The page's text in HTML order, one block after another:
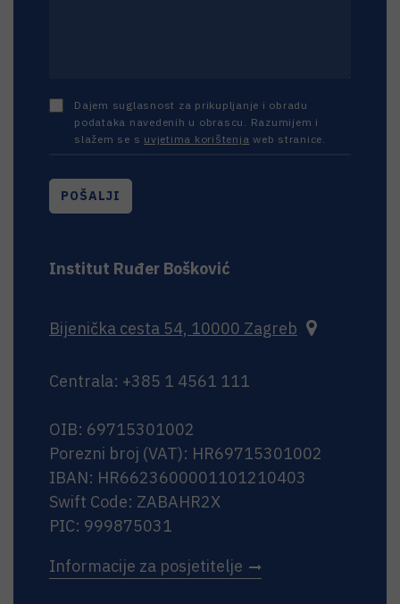
Dajem suglasnost za prikupljanje i obradu
podataka navedenih u obrascu. Razumijem i
slažem se s uvjetima korištenja web stranice.
POŠALJI
Institut Ruđer Bošković
Bijenička cesta 54, 10000 Zagreb
Centrala: +385 1 4561 111
OIB: 69715301002
Porezni broj (VAT): HR69715301002
IBAN: HR6623600001101210403
Swift Code: ZABAHR2X
PIC: 999875031
Informacije za posjetitelje